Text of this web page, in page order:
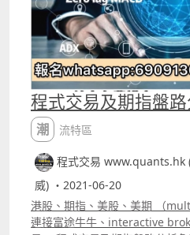
程式交易及期指盤
潮流特區
程式交易 www.quants.hk
威) ・2021-06-20
港股、期指、美股、美期 （
連接富途牛牛、interactive